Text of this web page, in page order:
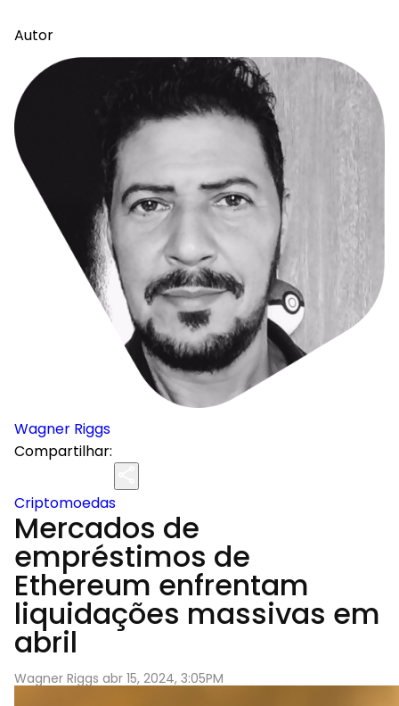
Autor
Wagner Riggs
Compartilhar:
Criptomoedas
Mercados de
empréstimos de
Ethereum enfrentam
liquidações massivas em
abril
Wagner Riggs abr 15, 2024, 3:05PM